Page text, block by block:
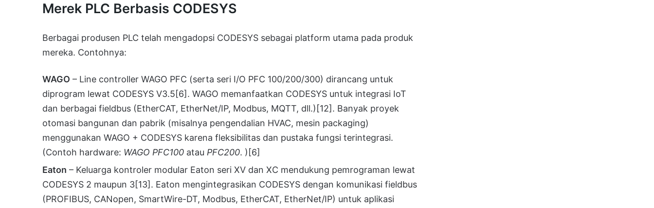
Merek PLC Berbasis CODESYS
Berbagai produsen PLC telah mengadopsi CODESYS sebagai platform utama pada produk
mereka. Contohnya:
WAGO – Line controller WAGO PFC (serta seri I/O PFC 100/200/300) dirancang untuk
diprogram lewat CODESYS V3.5[6] . WAGO memanfaatkan CODESYS untuk integrasi IoT
dan berbagai fieldbus (EtherCAT, EtherNet/IP, Modbus, MQTT, dll.) [12] . Banyak proyek
otomasi bangunan dan pabrik (misalnya pengendalian HVAC, mesin packaging)
menggunakan WAGO + CODESYS karena fleksibilitas dan pustaka fungsi terintegrasi.
(Contoh hardware: WAGO PFC100 atau PFC200. ) [6]
Eaton – Keluarga kontroler modular Eaton seri XV dan XC mendukung pemrograman lewat
CODESYS 2 maupun 3[13] . Eaton mengintegrasikan CODESYS dengan komunikasi fieldbus
(PROFIBUS, CANopen, SmartWire-DT, Modbus, EtherCAT, EtherNet/IP) untuk aplikasi